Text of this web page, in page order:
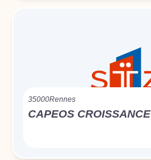
35000Rennes
CAPEOS CROISSANCE